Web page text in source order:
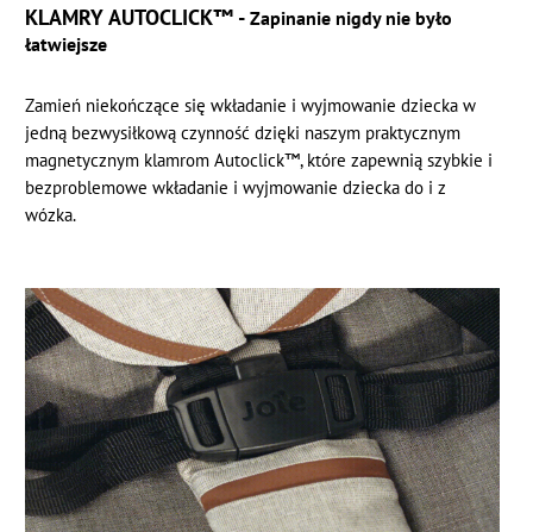
KLAMRY AUTOCLICK™ -Zapinanie nigdy nie było
łatwiejsze
Zamień niekończące się wkładanie i wyjmowanie dziecka w
jedną bezwysiłkową czynność dzięki naszym praktycznym
magnetycznym klamrom Autoclick™, które zapewnią szybkie i
bezproblemowe wkładanie i wyjmowanie dziecka do i z
wózka.